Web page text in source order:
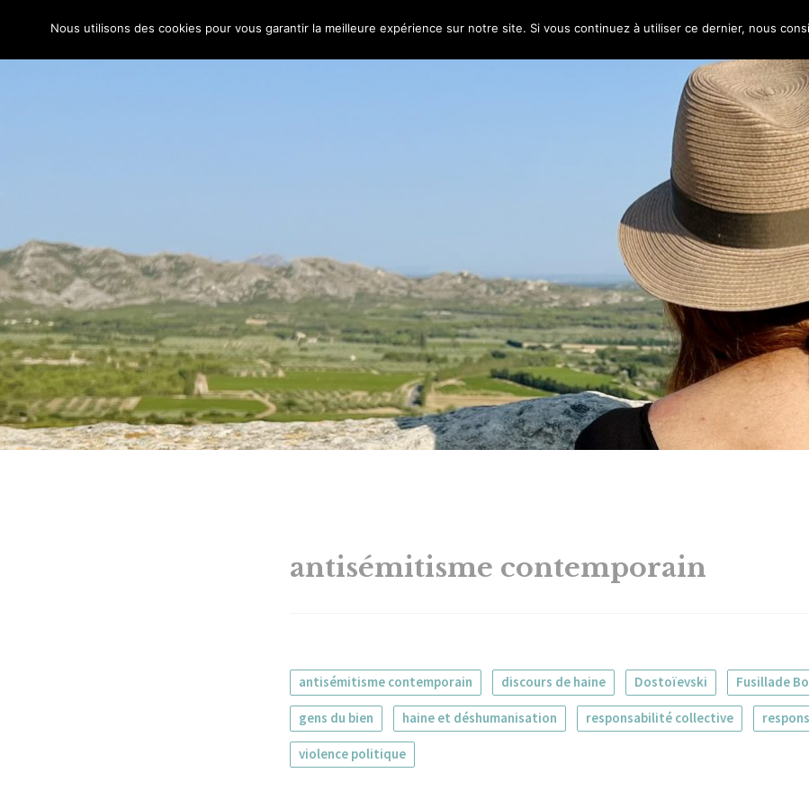
La femme aux semelles de vent
antisémitisme contemporain
antisémitisme contemporain discours de haine Dostoïevski Fusillade
gens du bien haine et déshumanisation responsabilité collective
violence politique
Nous utilisons des cookies pour vous garantir la meilleure expérience sur notre site. Si vous continuez à utiliser ce dernier, nous